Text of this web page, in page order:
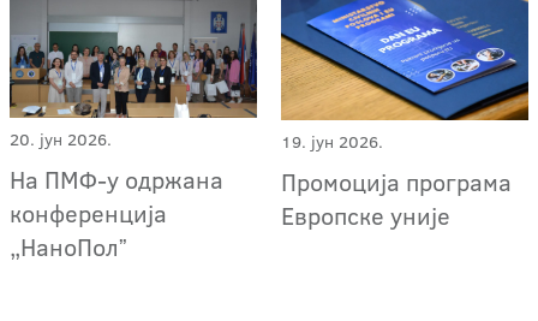
20. јун 2026.
На ПМФ-у одржана
конференција
„НаноПолˮ
19. јун 2026.
Промоција програма
Европске уније